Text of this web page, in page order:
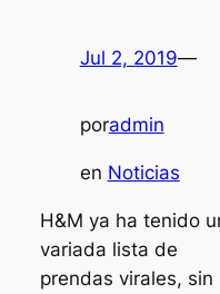
Jul 2, 2019—
poradmin
en Noticias
H&M ya ha tenido
variada lista de
prendas virales, sin